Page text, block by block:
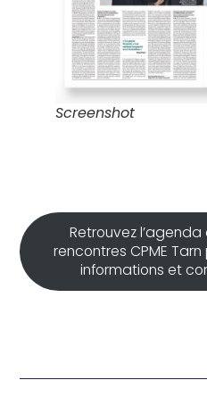
Screenshot
Retrouvez
rencontres CPME
informations et